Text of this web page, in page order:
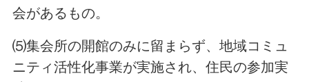
会があるもの。
⑸集会所の開館のみに留まらず、地域コミュ
ニティ活性化事業が実施され、住民の参加実